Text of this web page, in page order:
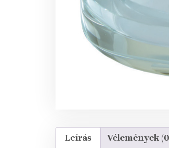
Leírás Vélemények